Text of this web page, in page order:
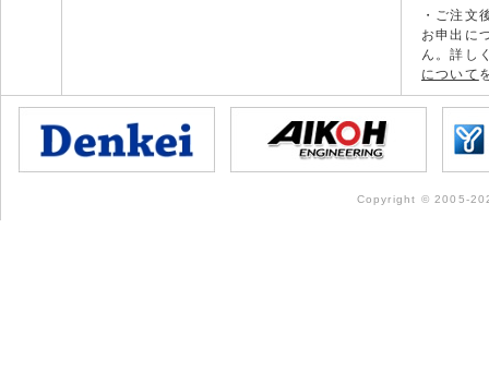
・ご注文
お申出に
ん。詳し
について
Copyright © 2005-